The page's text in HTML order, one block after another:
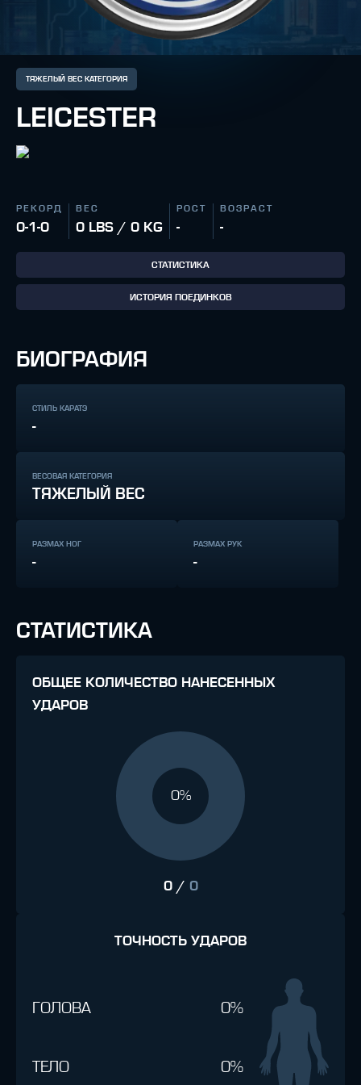
ТЯЖЕЛЫЙ ВЕС КАТЕГОРИЯ
LEICESTER
РЕКОРД
0-1-0
ВЕС
0 LBS / 0 KG
РОСТ
-
ВОЗРАСТ
-
СТАТИСТИКА
ИСТОРИЯ ПОЕДИНКОВ
БИОГРАФИЯ
СТИЛЬ КАРАТЭ
-
ВЕСОВАЯ КАТЕГОРИЯ
ТЯЖЕЛЫЙ ВЕС
РАЗМАХ НОГ
-
РАЗМАХ РУК
-
СТАТИСТИКА
ОБЩЕЕ КОЛИЧЕСТВО НАНЕСЕННЫХ
УДАРОВ
0%
0/ 0
ТОЧНОСТЬ УДАРОВ
ГОЛОВА 0%
ТЕЛО 0%